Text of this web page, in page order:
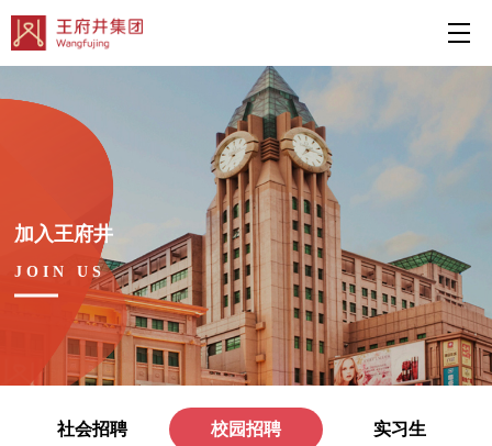
加入王府井
JOIN US
社会招聘 校园招聘 实习生